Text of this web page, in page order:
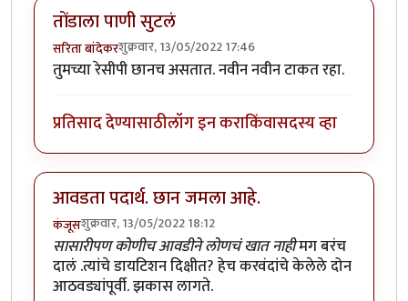
तोंडाला पाणी सुटलं
सरिता बांदेकरशुक्रवार, 13/05/2022 17:46
तुमच्या रेसीपी छानच असतात. नवीन नवीन टाकत रहा.
प्रतिसाद देण्यासाठीलॉग इन कराकिंवासदस्य व्हा
आवडता पदार्थ. छान जमला आहे.
कंजूसशुक्रवार, 13/05/2022 18:12
सासारीपण कोणीच आवडीने लोणचं खात नाहीमग बरंच
दालं .त्यांचे डायटिशन दिक्षीत? हेच करवंदांचे केलेले दोन
आठवड्यांपूर्वी. झकास लागते.